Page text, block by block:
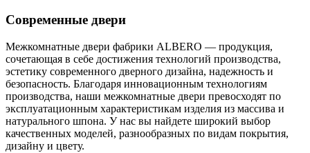
Современные двери
Межкомнатные двери фабрики ALBERO — продукция,
сочетающая в себе достижения технологий производства,
эстетику современного дверного дизайна, надежность и
безопасность. Благодаря инновационным технологиям
производства, наши межкомнатные двери превосходят по
эксплуатационным характеристикам изделия из массива и
натурального шпона. У нас вы найдете широкий выбор
качественных моделей, разнообразных по видам покрытия,
дизайну и цвету.